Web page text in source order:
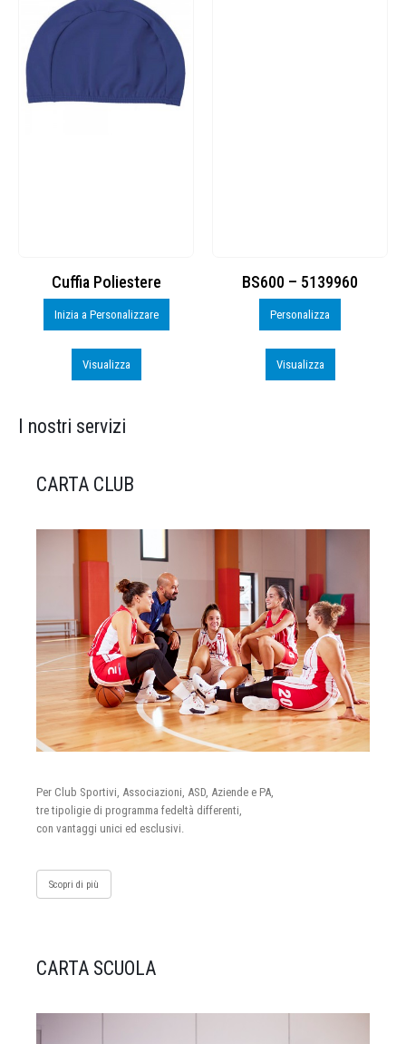
Cuffia Poliestere
Inizia a Personalizzare
Visualizza
BS600 – 5139960
Personalizza
Visualizza
I nostri servizi
CARTA CLUB
Per Club Sportivi, Associazioni, ASD, Aziende e PA,
tre tipoligie di programma fedeltà differenti,
con vantaggi unici ed esclusivi.
Scopri di più
CARTA SCUOLA